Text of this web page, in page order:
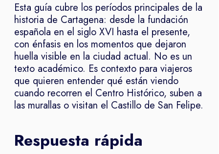
Esta guía cubre los períodos principales de la
historia de Cartagena: desde la fundación
española en el siglo XVI hasta el presente,
con énfasis en los momentos que dejaron
huella visible en la ciudad actual. No es un
texto académico. Es contexto para viajeros
que quieren entender qué están viendo
cuando recorren el Centro Histórico, suben a
las murallas o visitan el Castillo de San Felipe.
Respuesta rápida